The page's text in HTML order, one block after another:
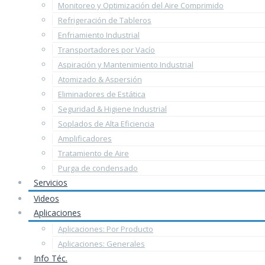
Monitoreo y Optimización del Aire Comprimido
Refrigeración de Tableros
Enfriamiento Industrial
Transportadores por Vacío
Aspiración y Mantenimiento Industrial
Atomizado & Aspersión
Eliminadores de Estática
Seguridad & Higiene Industrial
Soplados de Alta Eficiencia
Amplificadores
Tratamiento de Aire
Purga de condensado
Servicios
Videos
Aplicaciones
Aplicaciones: Por Producto
Aplicaciones: Generales
Info Téc.